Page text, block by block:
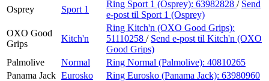
Osprey
Sport 1
Ring Sport 1 (Osprey): 63982828 / Send
e-post til Sport 1 (Osprey)
OXO Good
Grips
Kitch'n
Ring Kitch'n (OXO Good Grips):
51110258 / Send e-post til Kitch'n (OXO
Good Grips)
Palmolive
Normal Ring Normal (Palmolive): 40810265
Panama Jack Eurosko Ring Eurosko (Panama Jack): 63980960